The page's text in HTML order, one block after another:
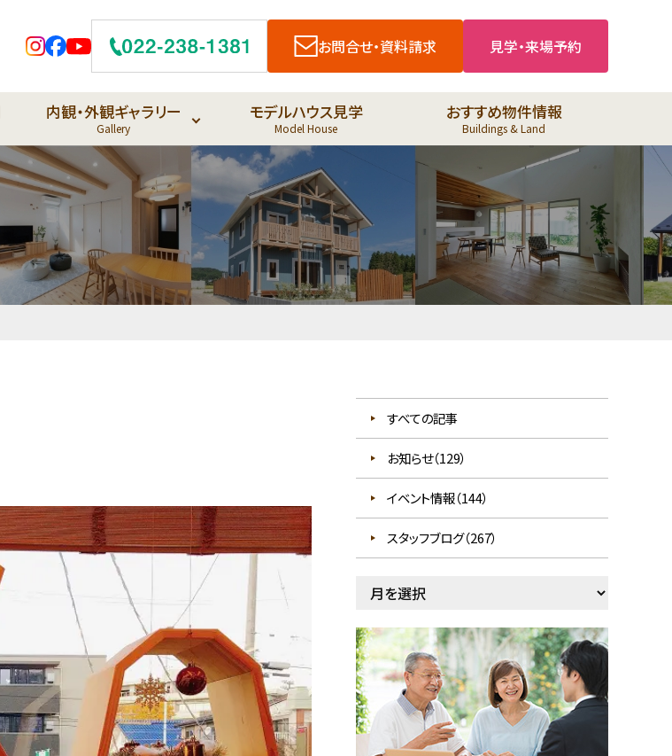
お問合せ・資料請求 見学・来場予約
内観・外観ギャラリー
Gallery
モデルハウス見学
Model House
おすすめ物件情報
Buildings & Land
すべての記事
お知らせ（129）
イベント情報（144）
スタッフブログ（267）